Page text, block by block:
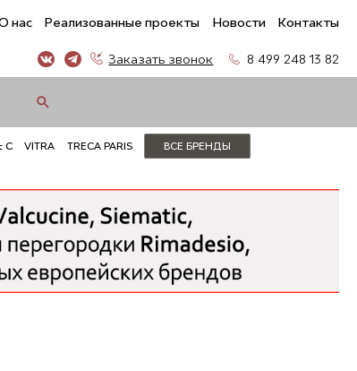
нас Реализованные проекты Новости Контакты
Заказать звонок 8 499 248 13 82
C VITRA TRECA PARIS ВСЕ БРЕНДЫ